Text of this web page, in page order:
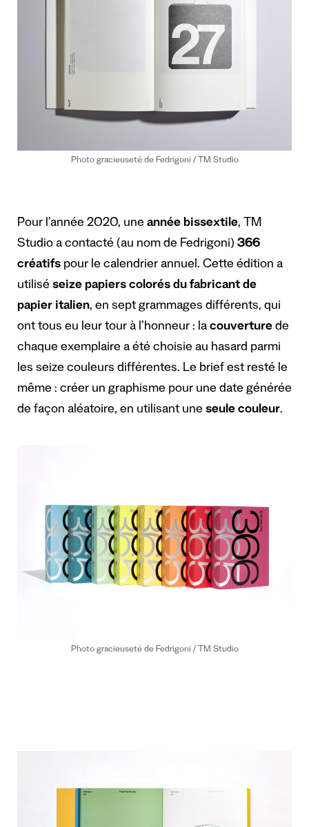
Photo gracieuseté de Fedrigoni / TM Studio
Pour l’année 2020, une année bissextile, TM
Studio a contacté (au nom de Fedrigoni) 366
créatifs pour le calendrier annuel. Cette édition a
utilisé seize papiers colorés du fabricant de
papier italien, en sept grammages différents, qui
ont tous eu leur tour à l’honneur : la couverture de
chaque exemplaire a été choisie au hasard parmi
les seize couleurs différentes. Le brief est resté le
même : créer un graphisme pour une date générée
de façon aléatoire, en utilisant une seule couleur.
Photo gracieuseté de Fedrigoni / TM Studio